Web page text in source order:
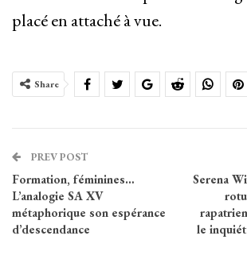
placé en attaché à vue.
Share
PREV POST
Formation, féminines…
L’analogie SA XV
métaphorique son espérance
d’descendance
Serena
le